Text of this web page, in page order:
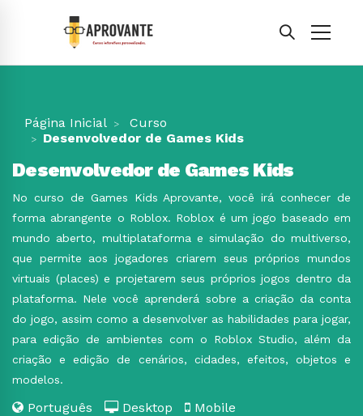
Página Inicial
Curso
Desenvolvedor de Games Kids
Desenvolvedor de Games Kids
No curso de Games Kids Aprovante, você irá conhecer de
forma abrangente o Roblox. Roblox é um jogo baseado em
mundo aberto, multiplataforma e simulação do multiverso,
que permite aos jogadores criarem seus próprios mundos
virtuais (places) e projetarem seus próprios jogos dentro da
plataforma. Nele você aprenderá sobre a criação da conta
do jogo, assim como a desenvolver as habilidades para jogar,
para edição de ambientes com o Roblox Studio, além da
criação e edição de cenários, cidades, efeitos, objetos e
modelos.
Português Desktop Mobile